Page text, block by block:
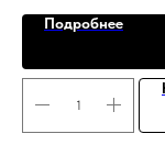
Подробнее